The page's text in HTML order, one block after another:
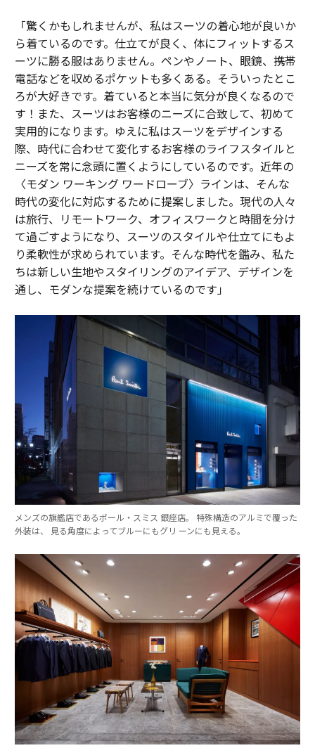
「驚くかもしれませんが、私はスーツの着心地が良いか
ら着ているのです。仕立てが良く、体にフィットするス
ーツに勝る服はありません。ペンやノート、眼鏡、携帯
電話などを収めるポケットも多くある。そういったとこ
ろが大好きです。着ていると本当に気分が良くなるので
す！また、スーツはお客様のニーズに合致して、初めて
実用的になります。ゆえに私はスーツをデザインする
際、時代に合わせて変化するお客様のライフスタイルと
ニーズを常に念頭に置くようにしているのです。近年の
〈モダン ワーキング ワードローブ〉ラインは、そんな
時代の変化に対応するために提案しました。現代の人々
は旅行、リモートワーク、オフィスワークと時間を分け
て過ごすようになり、スーツのスタイルや仕立てにもよ
り柔軟性が求められています。そんな時代を鑑み、私た
ちは新しい生地やスタイリングのアイデア、デザインを
通し、モダンな提案を続けているのです」
メンズの旗艦店であるポール・スミス 銀座店。 特殊構造のアルミで覆った
外装は、 見る角度によってブルーにもグリ ーンにも見える。